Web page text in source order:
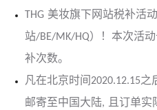
THG 美妆旗下网站税补活
站/BE/MK/HQ）！本次活
补次数。
凡在北京时间2020.12.15
邮寄至中国大陆, 且订单